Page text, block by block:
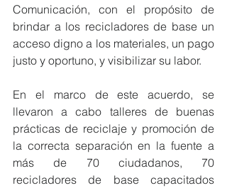
Comunicación, con el propósito de
brindar a los recicladores de base un
acceso digno a los materiales, un pago
justo y oportuno, y visibilizar su labor.
En el marco de este acuerdo, se
llevaron a cabo talleres de buenas
prácticas de reciclaje y promoción de
la correcta separación en la fuente a
más de 70 ciudadanos, 70
recicladores de base capacitados